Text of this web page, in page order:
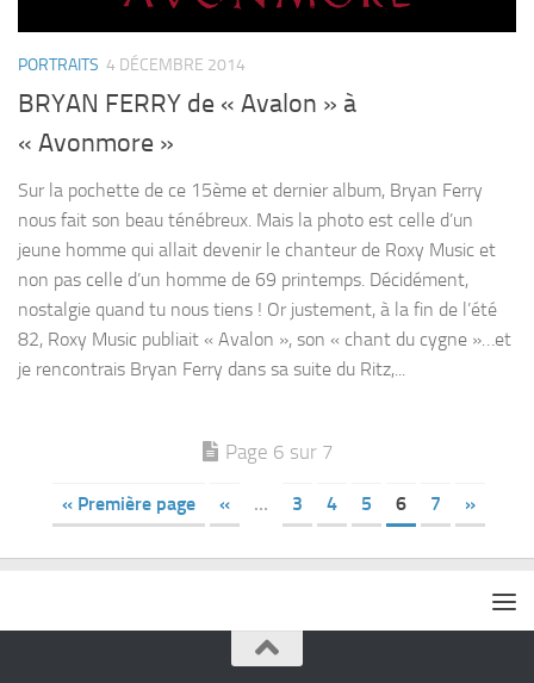
PORTRAITS 4 DÉCEMBRE 2014
BRYAN FERRY de « Avalon » à
« Avonmore »
Sur la pochette de ce 15ème et dernier album, Bryan Ferry
nous fait son beau ténébreux. Mais la photo est celle d’un
jeune homme qui allait devenir le chanteur de Roxy Music et
non pas celle d’un homme de 69 printemps. Décidément,
nostalgie quand tu nous tiens ! Or justement, à la fin de l’été
82, Roxy Music publiait « Avalon », son « chant du cygne »…et
je rencontrais Bryan Ferry dans sa suite du Ritz,...
Page 6 sur 7
« Première page « … 3 4 5 6 7 »